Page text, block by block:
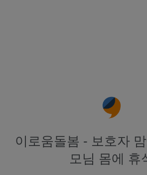
이로움돌봄 - 보호자
모님 몸에 휴